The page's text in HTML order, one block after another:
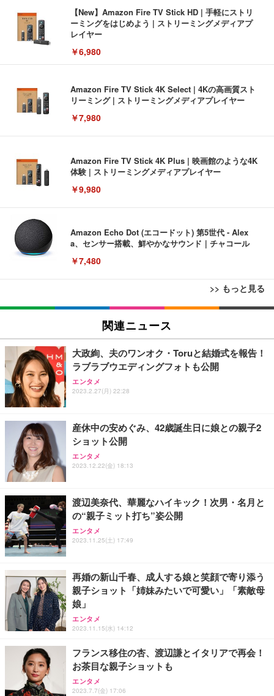
【New】Amazon Fire TV Stick HD | 手軽にストリ
ーミングをはじめよう | ストリーミングメディアプ
レイヤー
￥6,980
Amazon Fire TV Stick 4K Select | 4Kの高画質スト
リーミング | ストリーミングメディアプレイヤー
￥7,980
Amazon Fire TV Stick 4K Plus | 映画館のような4K
体験 | ストリーミングメディアプレイヤー
￥9,980
Amazon Echo Dot (エコードット) 第5世代 - Alex
a、センサー搭載、鮮やかなサウンド｜チャコール
￥7,480
>> もっと見る
[EdoErgo] オフィスチェア 椅子 テレワーク 疲れな
い 跳ね上げ式アームレスト コンパクト 約105度ロッ
キング pc 事務椅子 360度回転 座面昇降 強化ナイロ
(黒網+黒枠+黒足)
￥5,699
SIHOO B100 オフィスチェア／デスクチェア メッシ
Sezlife オフィスチェア デスクチェア 疲れない テレ
ワーク チェア 強化バックレスト 30度ロッキング機
ョン PCチェア 通気性メッシュ ゲーミング/勉強/事
務用 おしゃれ パソコンチェア (ブラック)
￥7,680
Sezlife オフィスチェア デスクチェア 疲れない テレ
ワーク チェア 強化バックレスト 30度ロッキング機
ョン PCチェア 通気性メッシュ ゲーミング/勉強/事
務用 おしゃれ パソコンチェア (ホワイト)
ANDWINT オフィスチェア デスクチェア 肘なし メ
ッシュ 通気性 ランバーサポート付き 腰サポート ガ
ス圧無段階昇降 360度回転 キャスター付き コンパク
ト 幅52×奥行58.5×高さ84～96cm テレワーク 在宅
EIZO ビジネス向けプレミアムモニター | FlexScan
EV3240X-WT | 31.5型4K UHD・USB Type-C・ホワ
￥105,595
EIZO ビジネス向けプレミアムモニター | FlexScan
EV2740X-WT | 27.0型4K UHD・USB Type-C・ホワ
￥109,572
【純正品】27"ゲーミングモニター DualSense 充電
フック付き（CFI-ZDM1J）
【整備済み品】Dell E2724HS 27インチ 液晶モニタ
ー フルHD（1920×1080）VA 非光沢 HDMI/DisplayP
【MiniLED/24.5inch/280Hz/FHD】GRAPHT THE S
HOOTER Gaming Monitor 24” Essential ゲーミン
グモニター QD 24.5インチ 1ms FHD 量子ドット 残
像低減 (3年保証 | 輝点保証 | 日本メーカー)
Amazonベーシック ペットシーツ 薄型 レギュラー 1
回使い捨て 無香料 ホワイト 300枚
￥3,373
Amazonベーシック ペットシーツ 厚型 ワイド 42枚
ネオ・ルーライフ ネオ・オムツ L 中型犬用 26枚入
Smart Basic(スマートベーシック) 【Amazon.co.jp
限定】 Smart Basic アイリスオーヤマ ペットシーツ
アイリスオーヤマ ペットシーツ 超厚型 お徳用 レギ
ュラー 200枚入【Amazon.co.jp限定】
￥3,731
関連ニュース
大政絢、夫のワンオク・Toruと結婚式を報告！
ラブラブウエディングフォトも公開
エンタメ
2023.2.27(月) 22:28
産休中の安めぐみ、42歳誕生日に娘との親子2
ショット公開
エンタメ
2023.12.22(金) 18:13
渡辺美奈代、華麗なハイキック！次男・名月と
の“親子ミット打ち”姿公開
エンタメ
2023.11.25(土) 17:49
再婚の新山千春、成人する娘と笑顔で寄り添う
親子ショット「姉妹みたいで可愛い」「素敵母
娘」
エンタメ
2023.11.15(水) 14:12
フランス移住の杏、渡辺謙とイタリアで再会！
お茶目な親子ショットも
エンタメ
2023.7.7(金) 17:06